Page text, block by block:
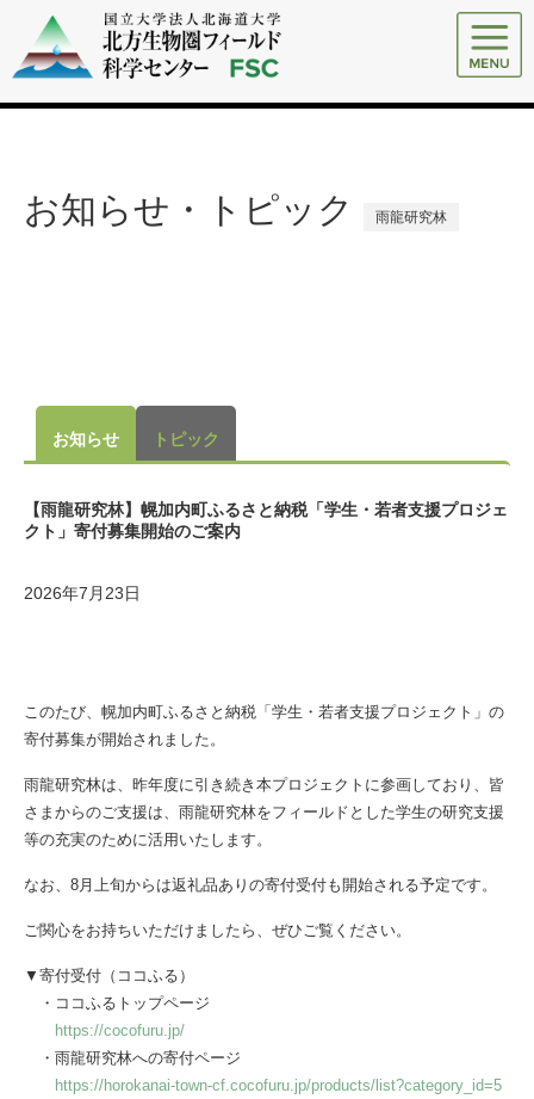
お知らせ・トピック 雨龍研究林
お知らせ トピック
【雨龍研究林】幌加内町ふるさと納税「学生・若者支援プロジェ
クト」寄付募集開始のご案内
2026年7月23日
このたび、幌加内町ふるさと納税「学生・若者支援プロジェクト」の
寄付募集が開始されました。
雨龍研究林は、昨年度に引き続き本プロジェクトに参画しており、皆
さまからのご支援は、雨龍研究林をフィールドとした学生の研究支援
等の充実のために活用いたします。
なお、8月上旬からは返礼品ありの寄付受付も開始される予定です。
ご関心をお持ちいただけましたら、ぜひご覧ください。
▼寄付受付（ココふる）
・ココふるトップページ
https://cocofuru.jp/
・雨龍研究林への寄付ページ
https://horokanai-town-cf.cocofuru.jp/products/list?category_id=5